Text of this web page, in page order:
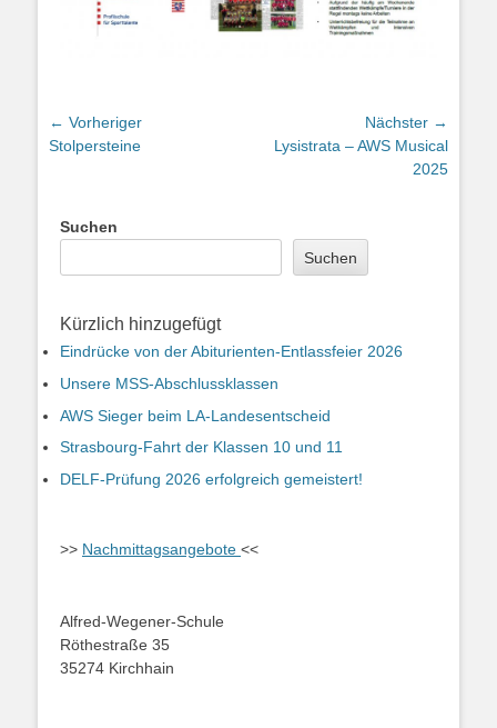
Beitragsnavigation
← Vorheriger
Vorheriger
Stolpersteine
Nächster →
Nächster
Lysistrata – AWS Musical
2025
Suchen
Suchen
Kürzlich hinzugefügt
Eindrücke von der Abiturienten-Entlassfeier 2026
Unsere MSS-Abschlussklassen
AWS Sieger beim LA-Landesentscheid
Strasbourg-Fahrt der Klassen 10 und 11
DELF-Prüfung 2026 erfolgreich gemeistert!
>> Nachmittagsangebote <<
Alfred-Wegener-Schule
Röthestraße 35
35274 Kirchhain